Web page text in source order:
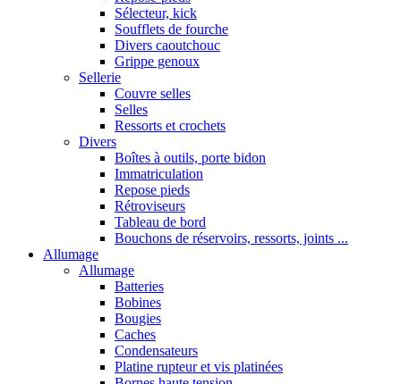
Sélecteur, kick
Soufflets de fourche
Divers caoutchouc
Grippe genoux
Sellerie
Couvre selles
Selles
Ressorts et crochets
Divers
Boîtes à outils, porte bidon
Immatriculation
Repose pieds
Rétroviseurs
Tableau de bord
Bouchons de réservoirs, ressorts, joints ...
Allumage
Allumage
Batteries
Bobines
Bougies
Caches
Condensateurs
Platine rupteur et vis platinées